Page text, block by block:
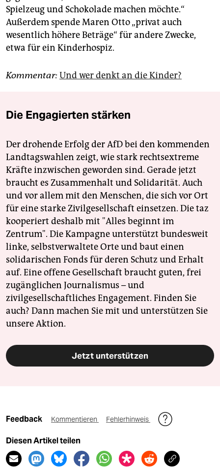
Spielzeug und Schokolade machen möchte.“
Außerdem spende Maren Otto „privat auch
wesentlich höhere Beträge“ für andere Zwecke,
etwa für ein Kinderhospiz.
Kommentar: Und wer denkt an die Kinder?
Die Engagierten stärken
Der drohende Erfolg der AfD bei den kommenden
Landtagswahlen zeigt, wie stark rechtsextreme
Kräfte inzwischen geworden sind. Gerade jetzt
braucht es Zusammenhalt und Solidarität. Auch
und vor allem mit den Menschen, die sich vor Ort
für eine starke Zivilgesellschaft einsetzen. Die taz
kooperiert deshalb mit "Alles beginnt im
Zentrum". Die Kampagne unterstützt bundesweit
linke, selbstverwaltete Orte und baut einen
solidarischen Fonds für deren Schutz und Erhalt
auf. Eine offene Gesellschaft braucht guten, frei
zugänglichen Journalismus – und
zivilgesellschaftliches Engagement. Finden Sie
auch? Dann machen Sie mit und unterstützen Sie
unsere Aktion.
Jetzt unterstützen
Feedback Kommentieren Fehlerhinweis
Diesen Artikel teilen